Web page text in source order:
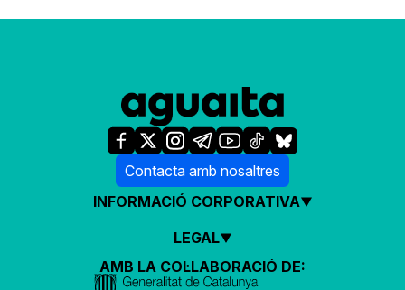
Contacta amb nosaltres
INFORMACIÓ CORPORATIVA
LEGAL
AMB LA COL·LABORACIÓ DE: